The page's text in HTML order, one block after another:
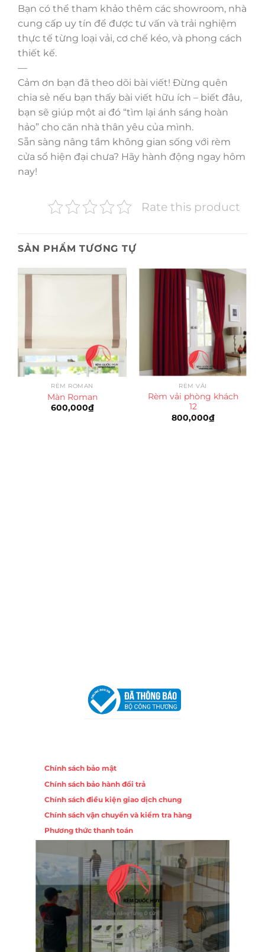
Bạn có thể tham khảo thêm các showroom, nhà
cung cấp uy tín để được tư vấn và trải nghiệm
thực tế từng loại vải, cơ chế kéo, và phong cách
thiết kế.
—
Cảm ơn bạn đã theo dõi bài viết! Đừng quên
chia sẻ nếu bạn thấy bài viết hữu ích – biết đâu,
bạn sẽ giúp một ai đó “tìm lại ánh sáng hoàn
hảo” cho căn nhà thân yêu của mình.
Sẵn sàng nâng tầm không gian sống với rèm
cửa sổ hiện đại chưa? Hãy hành động ngay hôm
nay!
Rate this product
SẢN PHẨM TƯƠNG TỰ
RÈM ROMAN
Màn Roman
600,000₫
RÈM VẢI
Rèm vải phòng khách
12
800,000₫
Chính sách bảo mật
Chính sách bảo hành đổi trả
Chính sách điều kiện giao dịch chung
Chính sách vận chuyển và kiểm tra hàng
Phương thức thanh toán